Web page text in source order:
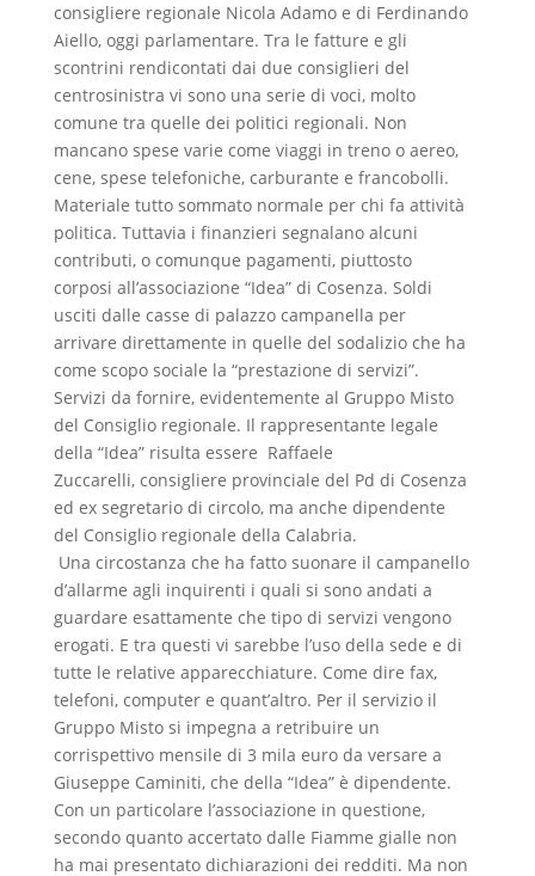
consigliere regionale Nicola Adamo e di Ferdinando
Aiello, oggi parlamentare. Tra le fatture e gli
scontrini rendicontati dai due consiglieri del
centrosinistra vi sono una serie di voci, molto
comune tra quelle dei politici regionali. Non
mancano spese varie come viaggi in treno o aereo,
cene, spese telefoniche, carburante e francobolli.
Materiale tutto sommato normale per chi fa attività
politica. Tuttavia i finanzieri segnalano alcuni
contributi, o comunque pagamenti, piuttosto
corposi all’associazione “Idea” di Cosenza. Soldi
usciti dalle casse di palazzo campanella per
arrivare direttamente in quelle del sodalizio che ha
come scopo sociale la “prestazione di servizi”.
Servizi da fornire, evidentemente al Gruppo Misto
del Consiglio regionale. Il rappresentante legale
della “Idea” risulta essere Raffaele
Zuccarelli, consigliere provinciale del Pd di Cosenza
ed ex segretario di circolo, ma anche dipendente
del Consiglio regionale della Calabria.
Una circostanza che ha fatto suonare il campanello
d’allarme agli inquirenti i quali si sono andati a
guardare esattamente che tipo di servizi vengono
erogati. E tra questi vi sarebbe l’uso della sede e di
tutte le relative apparecchiature. Come dire fax,
telefoni, computer e quant’altro. Per il servizio il
Gruppo Misto si impegna a retribuire un
corrispettivo mensile di 3 mila euro da versare a
Giuseppe Caminiti, che della “Idea” è dipendente.
Con un particolare l’associazione in questione,
secondo quanto accertato dalle Fiamme gialle non
ha mai presentato dichiarazioni dei redditi. Ma non